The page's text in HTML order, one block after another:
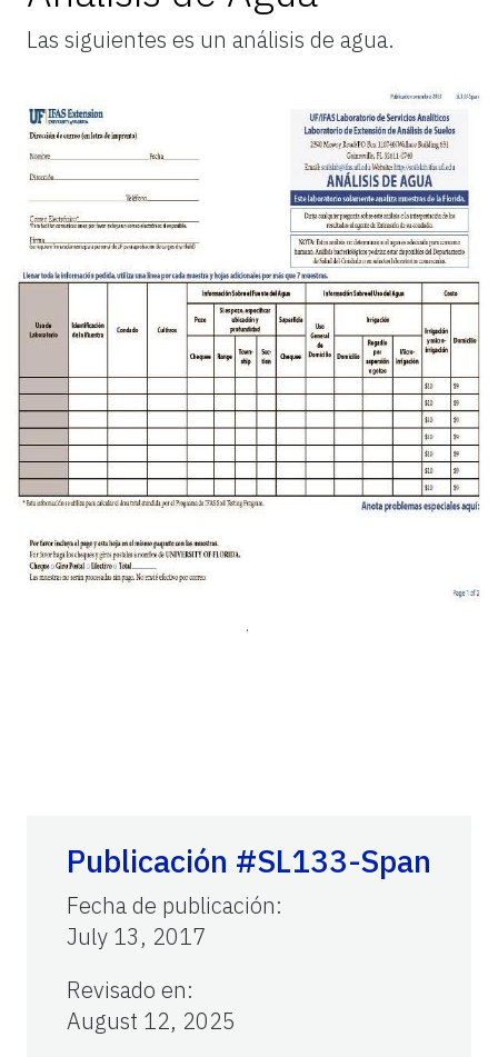
Las siguientes es un análisis de agua.
.
Publicación #SL133-Span
Fecha de publicación:
July 13, 2017
Revisado en:
August 12, 2025